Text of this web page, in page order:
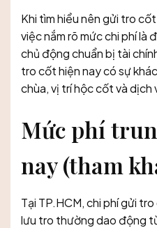
Khi tìm hiểu nên gửi tro
việc nắm rõ mức chi phí là
chủ động chuẩn bị tài
tro cốt hiện nay có sự
chùa, vị trí hộc cốt và dịch
Mức phí
nay (tham
Tại TP.HCM, chi phí gửi
lưu tro thường dao động